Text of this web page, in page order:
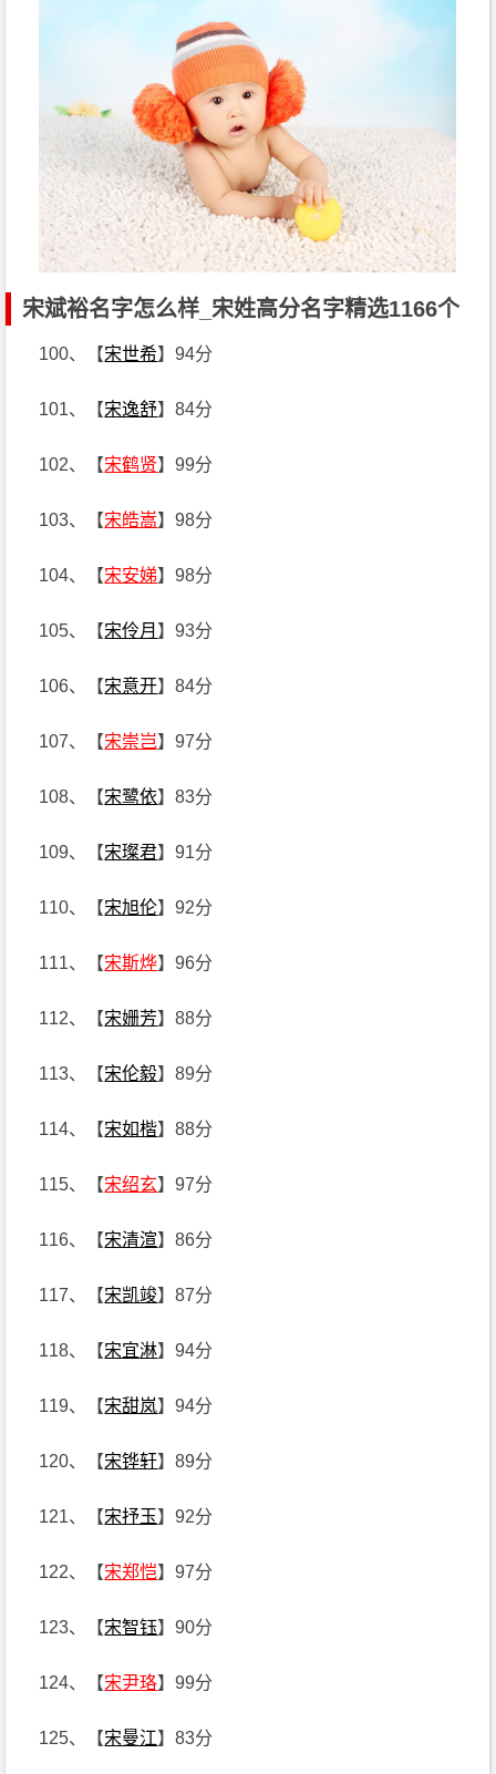
宋斌裕名字怎么样_宋姓高分名字精选1166个
100、【宋世希】94分
101、【宋逸舒】84分
102、【宋鹤贤】99分
103、【宋皓嵩】98分
104、【宋安娣】98分
105、【宋伶月 】93分
106、【宋意开】84分
107、【宋崇岂】97分
108、【宋鹭依】83分
109、【宋璨君】91分
110、【宋旭伦】92分
111、【宋斯烨】96分
112、【宋姗芳】88分
113、【宋伦毅】89分
114、【宋如楷】88分
115、【宋绍玄】97分
116、【宋清渲】86分
117、【宋凯竣】87分
118、【宋宜淋】94分
119、【宋甜岚】94分
120、【宋铧轩】89分
121、【宋抒玉】92分
122、【宋郑恺】97分
123、【宋智钰】90分
124、【宋尹珞】99分
125、【宋曼江】83分